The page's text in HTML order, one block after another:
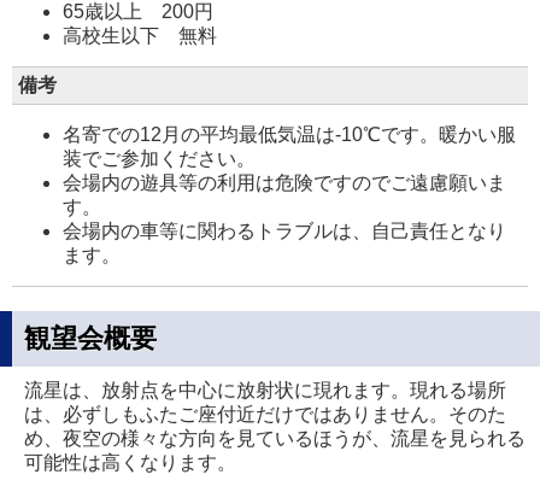
65歳以上 200円
高校生以下 無料
備考
名寄での12月の平均最低気温は-10℃です。暖かい服
装でご参加ください。
会場内の遊具等の利用は危険ですのでご遠慮願いま
す。
会場内の車等に関わるトラブルは、自己責任となり
ます。
観望会概要
流星は、放射点を中心に放射状に現れます。現れる場所
は、必ずしもふたご座付近だけではありません。そのた
め、夜空の様々な方向を見ているほうが、流星を見られる
可能性は高くなります。